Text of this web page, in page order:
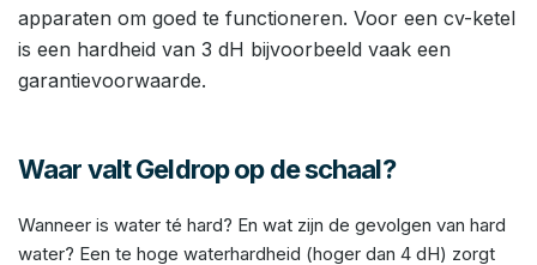
apparaten om goed te functioneren. Voor een cv-ketel
is een hardheid van 3 dH bijvoorbeeld vaak een
garantievoorwaarde.
Waar valt Geldrop op de schaal?
Wanneer is water té hard? En wat zijn de gevolgen van hard
water? Een te hoge waterhardheid (hoger dan 4 dH) zorgt